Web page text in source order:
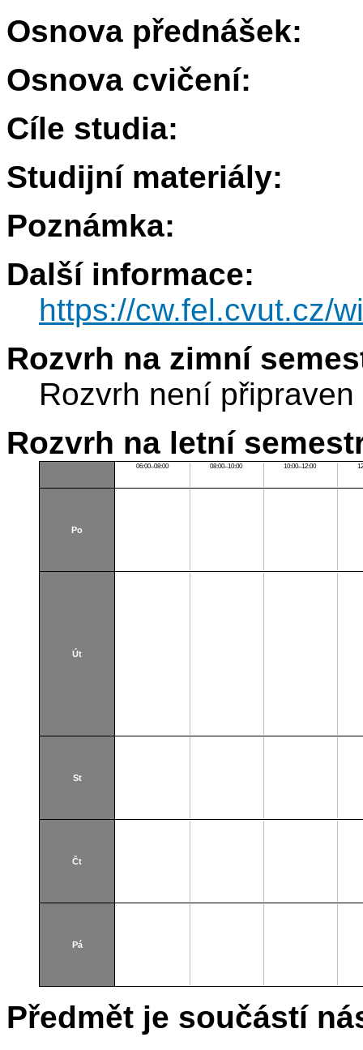
Osnova přednášek:
Osnova cvičení:
Cíle studia:
Studijní materiály:
Poznámka:
Další informace:
https://cw.fel.cvut.cz/
Rozvrh na zimní
Rozvrh není připraven
Rozvrh na letní
06:00–08:00 08:00–10:00 10:00–12:00
Po
Út
St
Čt
Pá
Předmět je součástí